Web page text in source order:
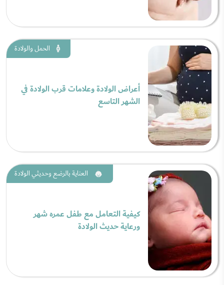
الحمل والولادة
أعراض الولادة وعلامات قرب الولادة في
الشهر التاسع
العناية بالرضع وحديثي الولادة
كيفية التعامل مع طفل عمره شهر
ورعاية حديث الولادة